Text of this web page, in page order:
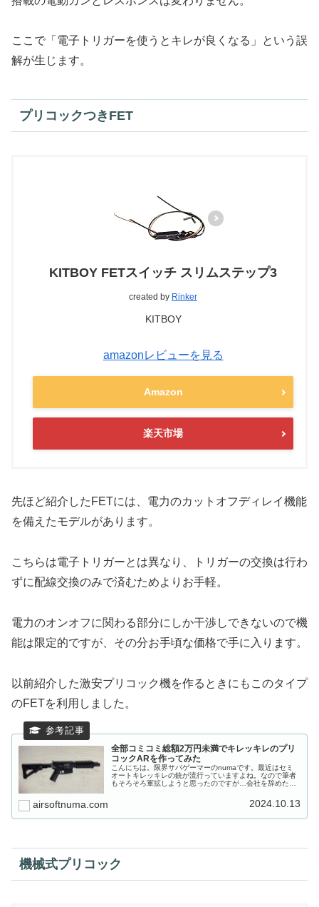
ここで「電子トリガーを使うとキレが良くなる」という誤
解が生じます。
プリコックつきFET
KITBOY FETスイッチ スリムステップ3
created by Rinker
KITBOY
amazonレビューを見る
Amazon
楽天市場
先ほど紹介したFETには、電力のカットオフディレイ機能
を備えたモデルがあります。
こちらは電子トリガーとは異なり、トリガーの交換は行わ
ずに配線交換のみで済むためよりお手軽。
電力のオンオフに関わる部分にしか干渉しできないので機
能は限定的ですが、その分お手頃な価格で手に入ります。
以前紹介した激安プリコック機を作るときにもこのタイプ
のFETを利用しました。
全部コミコミ総額2万円未満でキレッキレのプリ
コックARを作ってみた
こんにちは。限界サバゲーマーのnumaです。最近はセミ
オートキレッキレの銃が流行っていますよね。なので筆者
もそろそろ軍拡しようと思ったのですが…会社を辞めたら
airsoftnuma.com 2024.10.13
機械式プリコック